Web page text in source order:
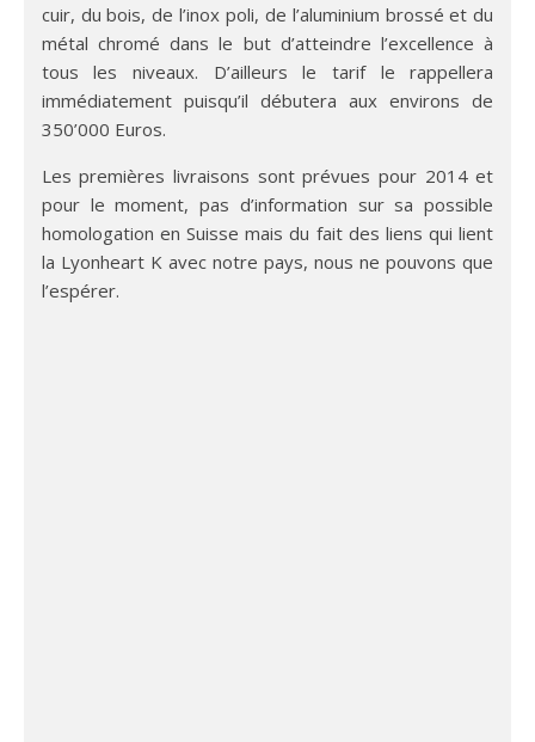
cuir, du bois, de l’inox poli, de l’aluminium brossé et du
métal chromé dans le but d’atteindre l’excellence à
tous les niveaux. D’ailleurs le tarif le rappellera
immédiatement puisqu’il débutera aux environs de
350’000 Euros.
Les premières livraisons sont prévues pour 2014 et
pour le moment, pas d’information sur sa possible
homologation en Suisse mais du fait des liens qui lient
la Lyonheart K avec notre pays, nous ne pouvons que
l’espérer.